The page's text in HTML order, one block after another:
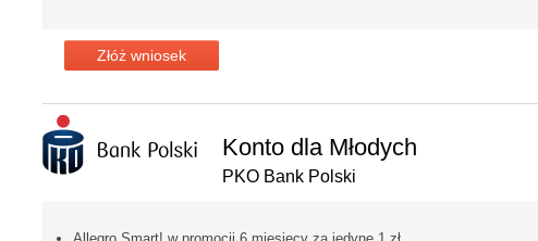
Złóż wniosek
Konto dla Młodych
PKO Bank Polski
Allegro Smart! w promocji 6 miesięcy za jedyne 1 zł